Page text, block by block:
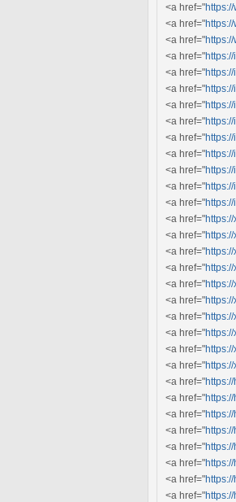
<a href="
<a href="
<a href="
<a href="
<a href="
<a href="
<a href="
<a href="
<a href="
<a href="
<a href="
<a href="
<a href="
<a href="
<a href="
<a href="
<a href="
<a href="
<a href="
<a href="
<a href="
<a href="
<a href="
<a href="
<a href="
<a href="
<a href="
<a href="
<a href="
<a href="
<a href="